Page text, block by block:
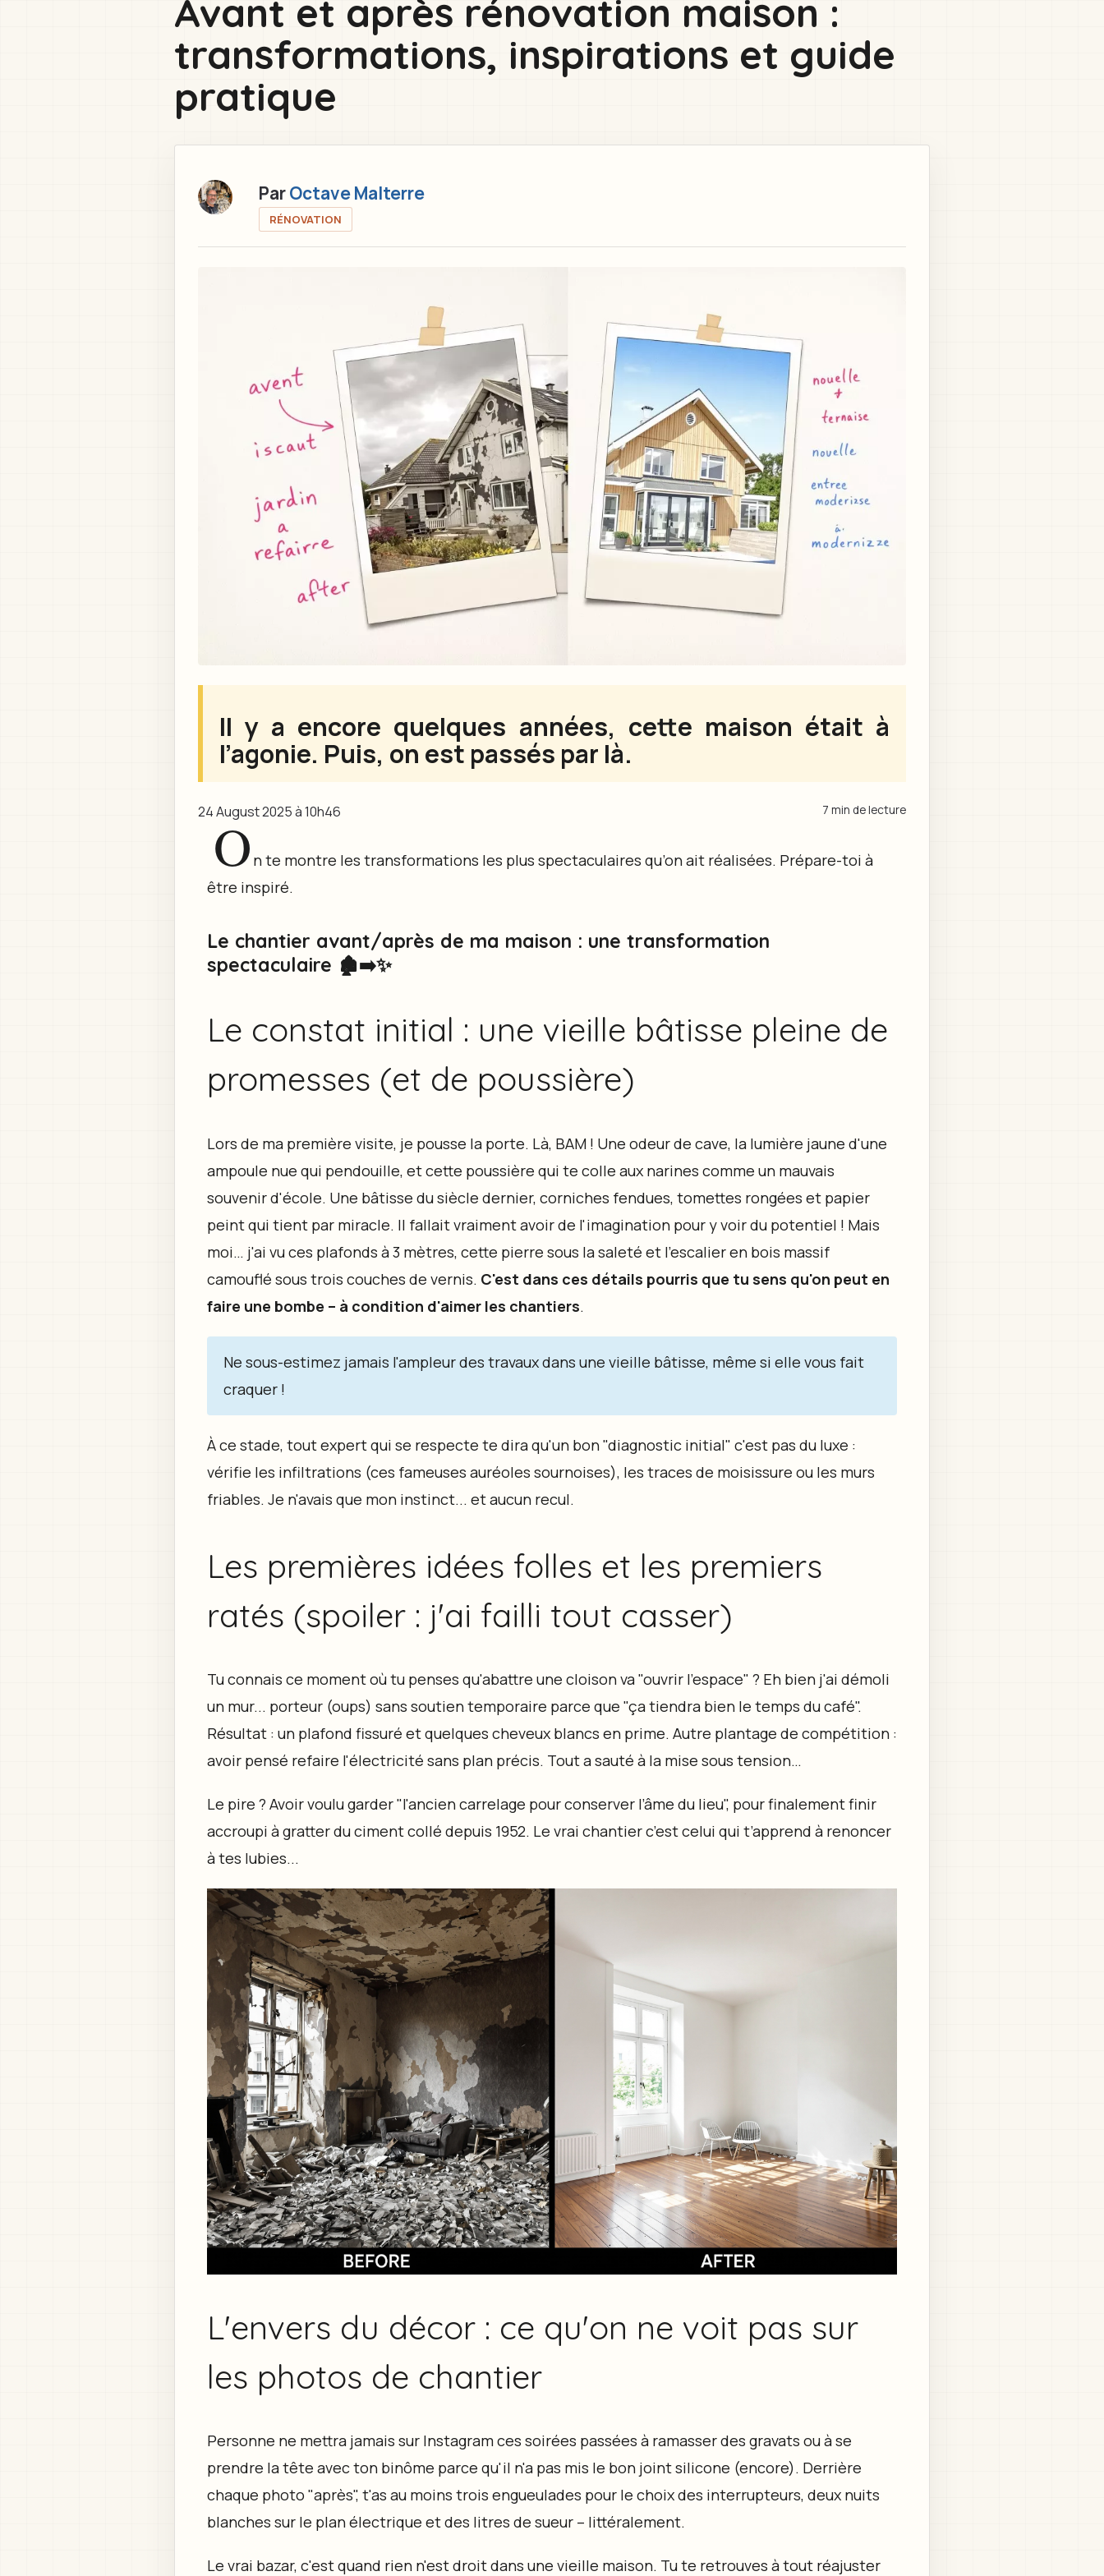
Avant et après rénovation maison :
transformations, inspirations et guide
pratique
ParOctave Malterre
RÉNOVATION
Il y a encore quelques années, cette maison était à
l’agonie. Puis, on est passés par là.
24 August 2025 à 10h46 7 min de lecture
O n te montre les transformations les plus spectaculaires qu’on ait réalisées. Prépare-toi à
être inspiré.
Le chantier avant/après de ma maison : une transformation
spectaculaire 🏚️➡️✨
Le constat initial : une vieille bâtisse pleine de
promesses (et de poussière)
Lors de ma première visite, je pousse la porte. Là, BAM ! Une odeur de cave, la lumière jaune d'une
ampoule nue qui pendouille, et cette poussière qui te colle aux narines comme un mauvais
souvenir d'école. Une bâtisse du siècle dernier, corniches fendues, tomettes rongées et papier
peint qui tient par miracle. Il fallait vraiment avoir de l'imagination pour y voir du potentiel ! Mais
moi… j'ai vu ces plafonds à 3 mètres, cette pierre sous la saleté et l'escalier en bois massif
camouflé sous trois couches de vernis. C'est dans ces détails pourris que tu sens qu'on peut en
faire une bombe – à condition d'aimer les chantiers.
Ne sous-estimez jamais l'ampleur des travaux dans une vieille bâtisse, même si elle vous fait
craquer !
À ce stade, tout expert qui se respecte te dira qu'un bon "diagnostic initial" c'est pas du luxe :
vérifie les infiltrations (ces fameuses auréoles sournoises), les traces de moisissure ou les murs
friables. Je n'avais que mon instinct... et aucun recul.
Les premières idées folles et les premiers
ratés (spoiler : j'ai failli tout casser)
Tu connais ce moment où tu penses qu'abattre une cloison va "ouvrir l'espace" ? Eh bien j'ai démoli
un mur... porteur (oups) sans soutien temporaire parce que "ça tiendra bien le temps du café".
Résultat : un plafond fissuré et quelques cheveux blancs en prime. Autre plantage de compétition :
avoir pensé refaire l'électricité sans plan précis. Tout a sauté à la mise sous tension…
Le pire ? Avoir voulu garder "l'ancien carrelage pour conserver l’âme du lieu", pour finalement finir
accroupi à gratter du ciment collé depuis 1952. Le vrai chantier c’est celui qui t’apprend à renoncer
à tes lubies...
L'envers du décor : ce qu'on ne voit pas sur
les photos de chantier
Personne ne mettra jamais sur Instagram ces soirées passées à ramasser des gravats ou à se
prendre la tête avec ton binôme parce qu'il n'a pas mis le bon joint silicone (encore). Derrière
chaque photo "après", t'as au moins trois engueulades pour le choix des interrupteurs, deux nuits
blanches sur le plan électrique et des litres de sueur – littéralement.
Le vrai bazar, c'est quand rien n'est droit dans une vieille maison. Tu te retrouves à tout réajuster